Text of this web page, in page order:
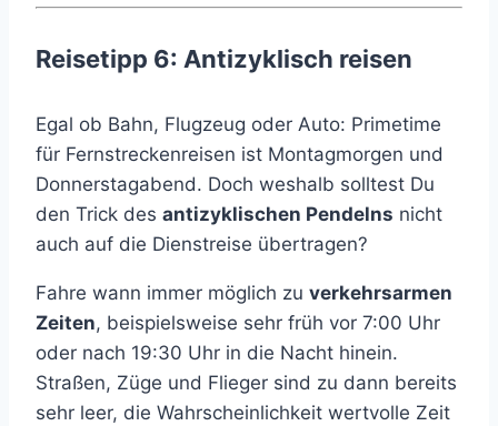
Reisetipp 6: Antizyklisch reisen
Egal ob Bahn, Flugzeug oder Auto: Primetime
für Fernstreckenreisen ist Montagmorgen und
Donnerstagabend. Doch weshalb solltest Du
den Trick des antizyklischen Pendelns nicht
auch auf die Dienstreise übertragen?
Fahre wann immer möglich zu verkehrsarmen
Zeiten, beispielsweise sehr früh vor 7:00 Uhr
oder nach 19:30 Uhr in die Nacht hinein.
Straßen, Züge und Flieger sind zu dann bereits
sehr leer, die Wahrscheinlichkeit wertvolle Zeit